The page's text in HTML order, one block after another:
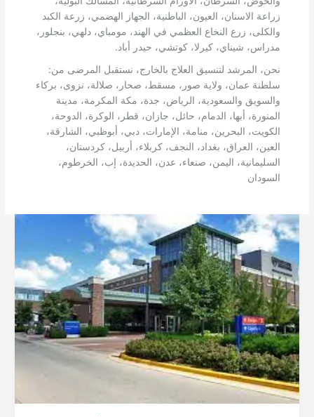
زراعة الاسنان، العيون، الباطنية، الجهاز الهضمي، زرعة الكبد
والكلى، زرع النخاع العظمي في الهند، مومباي، دلهي، بنجلور،
مدراس، شيناي، كيرلا، كوتشي، حيدر أباد.
نحن، المرشد لتنسيق العلاج بالخارج، نستقبل المرضى من:
سلطنة عمان، ولاية صور، مسقط، صحار، صلالة، نزوى، بركاء
والسويق والسعودية، الرياض، جدة، مكة المكرمة، مدينة
المنورة، أبها، الدمام، حائل، جازان، قطر، الوكرة، الدوحة،
الكويت، البحرين، منامة، الإمارات، دبي، أبوظبي، الشارقة،
العين، العراق، بغداد، النجف، كربلاء، أربيل، كردستان،
السليمانية، اليمن، صنعاء، عدن، الحديدة، إب، الخرطوم،
السودان